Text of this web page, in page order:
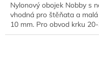
Nylonový obojek Nobby s
vhodná pro štěňata a
10 mm. Pro obvod krku